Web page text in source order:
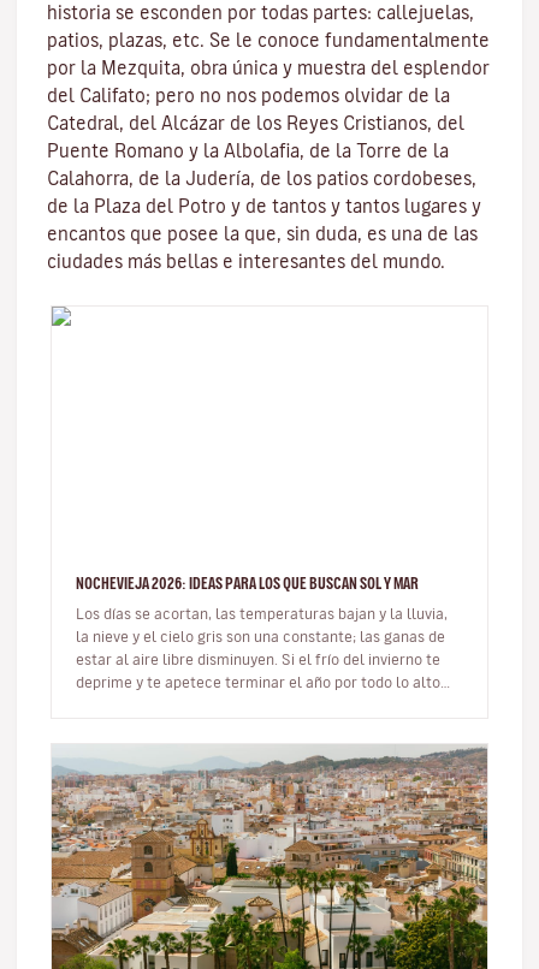
historia se esconden por todas partes: callejuelas,
patios, plazas, etc. Se le conoce fundamentalmente
por la Mezquita, obra única y muestra del esplendor
del Califato; pero no nos podemos olvidar de la
Catedral, del Alcázar de los Reyes Cristianos, del
Puente Romano y la Albolafia, de la Torre de la
Calahorra, de la Juderí­a, de los patios cordobeses,
de la Plaza del Potro y de tantos y tantos lugares y
encantos que posee la que, sin duda, es una de las
ciudades más bellas e interesantes del mundo.
NOCHEVIEJA 2026: IDEAS PARA LOS QUE BUSCAN SOL Y MAR
Los días se acortan, las temperaturas bajan y la lluvia,
la nieve y el cielo gris son una constante; las ganas de
estar al aire libre disminuyen. Si el frío del invierno te
deprime y te apetece terminar el año por todo lo alto